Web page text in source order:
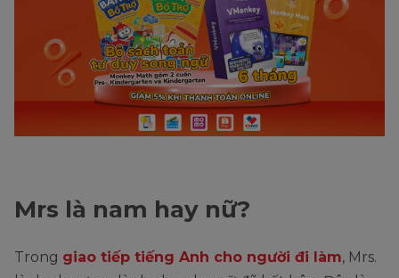
Mrs là nam hay nữ?
Trong giao tiếp tiếng Anh cho người đi làm, Mrs.